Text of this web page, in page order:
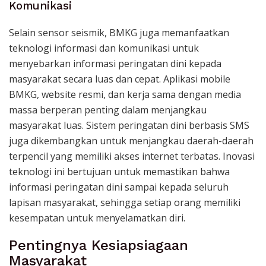
Komunikasi
Selain sensor seismik, BMKG juga memanfaatkan
teknologi informasi dan komunikasi untuk
menyebarkan informasi peringatan dini kepada
masyarakat secara luas dan cepat. Aplikasi mobile
BMKG, website resmi, dan kerja sama dengan media
massa berperan penting dalam menjangkau
masyarakat luas. Sistem peringatan dini berbasis SMS
juga dikembangkan untuk menjangkau daerah-daerah
terpencil yang memiliki akses internet terbatas. Inovasi
teknologi ini bertujuan untuk memastikan bahwa
informasi peringatan dini sampai kepada seluruh
lapisan masyarakat, sehingga setiap orang memiliki
kesempatan untuk menyelamatkan diri.
Pentingnya Kesiapsiagaan
Masyarakat